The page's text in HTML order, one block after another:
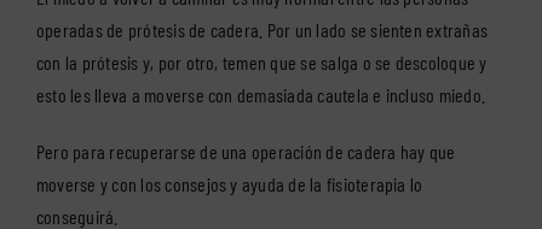
operadas de prótesis de cadera. Por un lado se sienten extrañas
con la prótesis y, por otro, temen que se salga o se descoloque y
esto les lleva a moverse con demasiada cautela e incluso miedo.
Pero para recuperarse de una operación de cadera hay que
moverse y con los consejos y ayuda de la fisioterapia lo
conseguirá.